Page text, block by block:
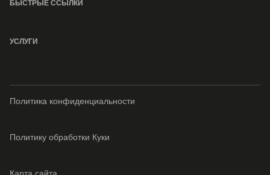
БЫСТРЫЕ ССЫЛКИ
УСЛУГИ
Политика конфиденциальности
Политику обработки Куки